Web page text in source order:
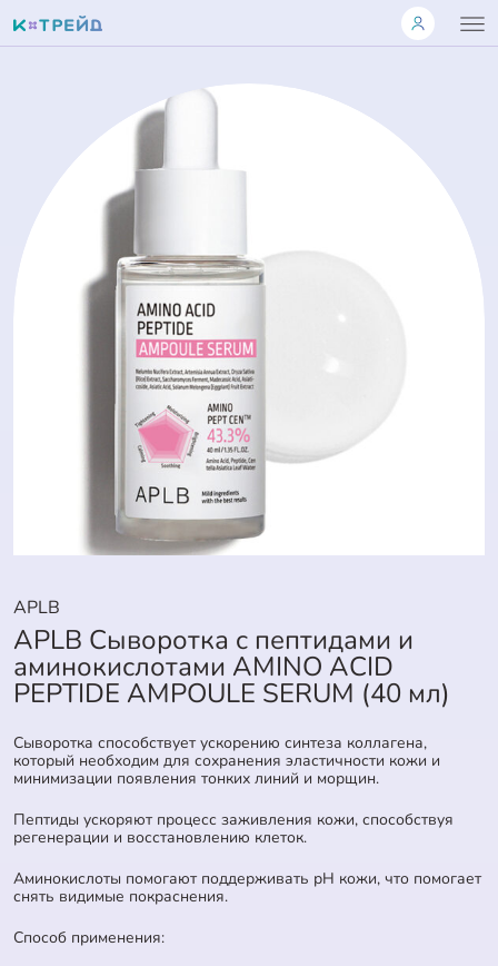
APLB
APLB Сыворотка c пептидами и
аминокислотами AMINO ACID
PEPTIDE AMPOULE SERUM (40 мл)
Сыворотка способствует ускорению синтеза коллагена,
который необходим для сохранения эластичности кожи и
минимизации появления тонких линий и морщин.
Пептиды ускоряют процесс заживления кожи, способствуя
регенерации и восстановлению клеток.
Аминокислоты помогают поддерживать рН кожи, что помогает
снять видимые покраснения.
Способ применения: